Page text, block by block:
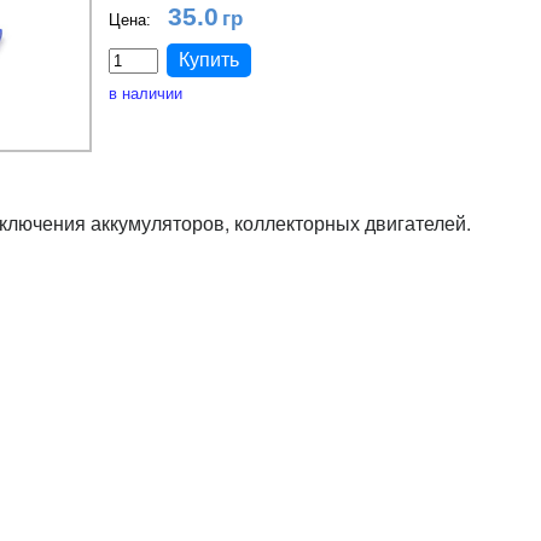
Цена: 35.0
в наличии
аккумуляторов, коллекторных двигателей.